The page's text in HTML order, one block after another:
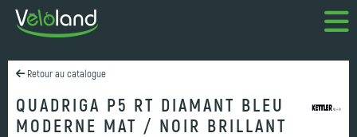
Retour au catalogue
QUADRIGA P5 RT DIAMANT BLEU
MODERNE MAT / NOIR BRILLANT